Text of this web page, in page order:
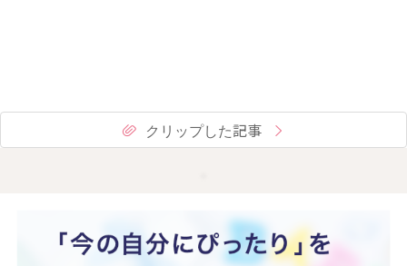
クリップした記事